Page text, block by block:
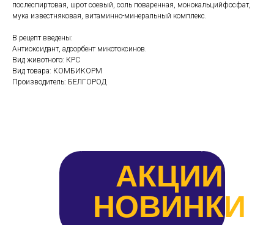
послеспиртовая, шрот соевый, соль поваренная, монокальцийфосфат,
мука известняковая, витаминно-минеральный комплекс.
В рецепт введены:
Антиоксидант, адсорбент микотоксинов.
Вид животного: КРС
Вид товара: КОМБИКОРМ
Производитель: БЕЛГОРОД
АКЦИИ
НОВИНКИ